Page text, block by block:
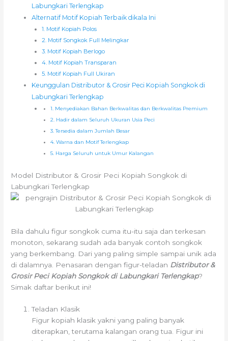
Labungkari Terlengkap
Alternatif Motif Kopiah Terbaik dikala Ini
1. Motif Kopiah Polos
2. Motif Songkok Full Melingkar
3. Motif Kopiah Berlogo
4. Motif Kopiah Transparan
5. Motif Kopiah Full Ukiran
Keunggulan Distributor & Grosir Peci Kopiah Songkok di
Labungkari Terlengkap
1. Menyediakan Bahan Berkwalitas dan Berkwalitas Premium
2. Hadir dalam Seluruh Ukuran Usia Peci
3. Tersedia dalam Jumlah Besar
4. Warna dan Motif Terlengkap
5. Harga Seluruh untuk Umur Kalangan
Model Distributor & Grosir Peci Kopiah Songkok di
Labungkari Terlengkap
Bila dahulu figur songkok cuma itu-itu saja dan terkesan
monoton, sekarang sudah ada banyak contoh songkok
yang berkembang. Dari yang paling simple sampai unik ada
di dalamnya. Penasaran dengan figur-teladan Distributor &
Grosir Peci Kopiah Songkok di Labungkari Terlengkap?
Simak daftar berikut ini!
Teladan Klasik
Figur kopiah klasik yakni yang paling banyak
diterapkan, terutama kalangan orang tua. Figur ini